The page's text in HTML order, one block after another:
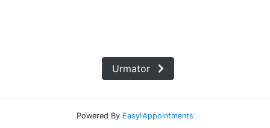
Urmator
Powered By Easy!Appointments